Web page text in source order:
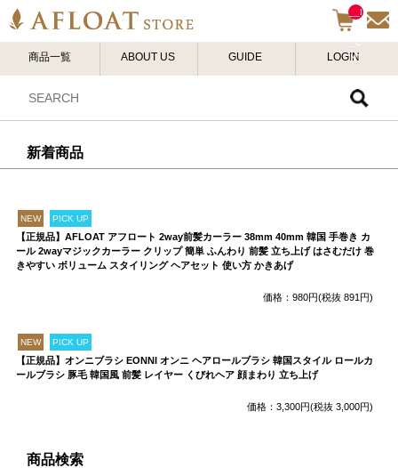
__I
TM
_C
NT
商品一覧 ABOUT US GUIDE LOGIN
新着商品
NEW PICK UP
【正規品】AFLOAT アフロート 2way前髪カーラー 38mm 40mm 韓国 手巻き カ
ール 2wayマジックカーラー クリップ 簡単 ふんわり 前髪 立ち上げ はさむだけ 巻
きやすい ボリューム スタイリング ヘアセット 使い方 かきあげ
価格：980円(税抜 891円)
NEW PICK UP
【正規品】オンニブラシ EONNI オンニ ヘアロールブラシ 韓国スタイル ロールカ
ールブラシ 豚毛 韓国風 前髪 レイヤー くびれヘア 顔まわり 立ち上げ
価格：3,300円(税抜 3,000円)
商品検索